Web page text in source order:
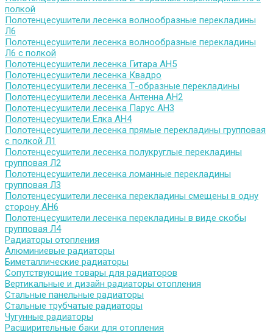
полкой
Полотенцесушители лесенка волнообразные перекладины
Л6
Полотенцесушители лесенка волнообразные перекладины
Л6 с полкой
Полотенцесушители лесенка Гитара АН5
Полотенцесушители лесенка Квадро
Полотенцесушители лесенка Т-образные перекладины
Полотенцесушители лесенка Антенна АН2
Полотенцесушители лесенка Парус АН3
Полотенцесушители Елка АН4
Полотенцесушители лесенка прямые перекладины групповая
с полкой Л1
Полотенцесушители лесенка полукруглые перекладины
групповая Л2
Полотенцесушители лесенка ломанные перекладины
групповая Л3
Полотенцесушители лесенка перекладины смещены в одну
сторону АН6
Полотенцесушители лесенка перекладины в виде скобы
групповая Л4
Радиаторы отопления
Алюминиевые радиаторы
Биметаллические радиаторы
Сопутствующие товары для радиаторов
Вертикальные и дизайн радиаторы отопления
Стальные панельные радиаторы
Стальные трубчатые радиаторы
Чугунные радиаторы
Расширительные баки для отопления